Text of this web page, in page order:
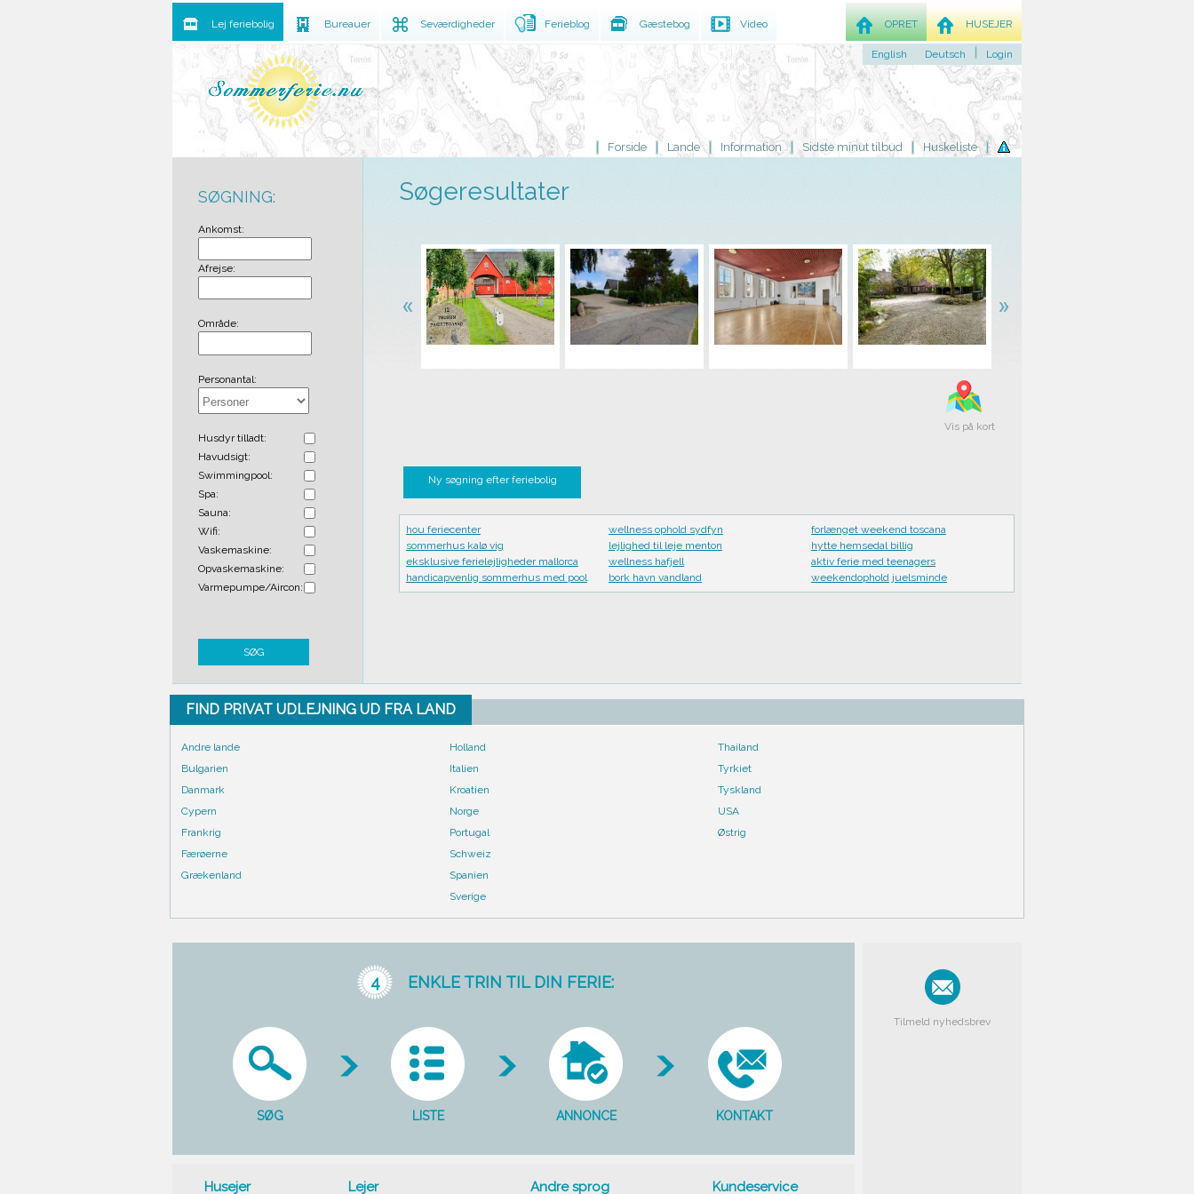
Forside Lande Information Sidste minut tilbud Huskeliste
Søgeresultater
Vis på kort
Ny søgning efter feriebolig
hou feriecenter
sommerhus kalø vig
eksklusive ferielejligheder mallorca
handicapvenlig sommerhus med pool
wellness ophold sydfyn
lejlighed til leje menton
wellness hafjell
bork havn vandland
forlænget weekend toscana
hytte hemsedal billig
aktiv ferie med teenagers
weekendophold juelsminde
SØGNING:
Ankomst:
Afrejse:
Område:
Personantal:
Husdyr tilladt:
Havudsigt:
Swimmingpool:
Spa:
Sauna:
Wifi:
Vaskemaskine:
Opvaskemaskine:
Varmepumpe/Aircon:
SØG
FIND PRIVAT UDLEJNING UD FRA LAND
Andre lande
Bulgarien
Danmark
Cypern
Frankrig
Færøerne
Grækenland
Holland
Italien
Kroatien
Norge
Portugal
Schweiz
Spanien
Sverige
Thailand
Tyrkiet
Tyskland
USA
Østrig
4 ENKLE TRIN TIL DIN FERIE:
SØG LISTE ANNONCE KONTAKT
Husejer Lejer Andre sprog Kundeservice
Tilmeld nyhedsbrev
Lej feriebolig Bureauer Seværdigheder Ferieblog Gæstebog Video HUSEJER
OPRET
English Deutsch Login